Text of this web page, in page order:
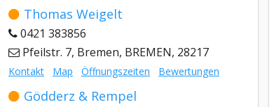
Thomas Weigelt
0421 383856
Pfeilstr. 7, Bremen, BREMEN, 28217
Kontakt Map Öffnungszeiten Bewertungen
Gödderz & Rempel